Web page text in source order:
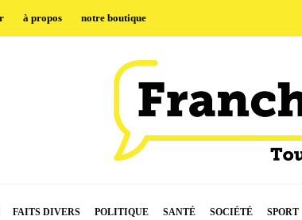
à propos notre boutique
FAITS DIVERS POLITIQUE SANTÉ SOCIÉTÉ SPORT